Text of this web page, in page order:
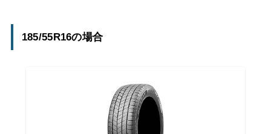
185/55R16の場合